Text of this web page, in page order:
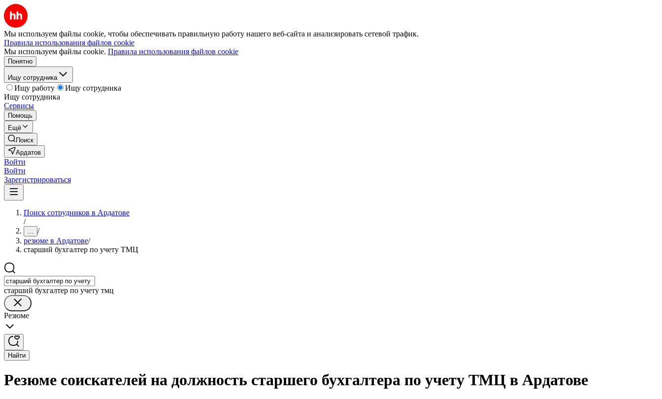
Мы используем файлы cookie, чтобы обеспечивать правильную работу нашего веб-сайта и анализировать сетевой трафик.
Правила использования файлов cookie
Мы используем файлы cookie. Правила использования файлов cookie
Понятно
Ищу сотрудника
Ищу работу
Ищу сотрудника
Ищу сотрудника
Сервисы
Помощь
Ещё
Поиск
Ардатов
Войти
Войти
Зарегистрироваться
Поиск сотрудников в Ардатове
/
... /
резюме в Ардатове/
старший бухгалтер по учету ТМЦ
старший бухгалтер по учету тмц
Резюме
Найти
Резюме соискателей на должность старшего бухгалтера по учету ТМЦ в Ардатове